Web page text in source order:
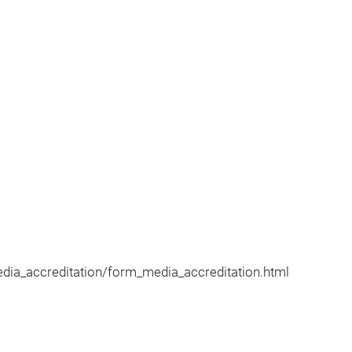
form_media_accreditation.html